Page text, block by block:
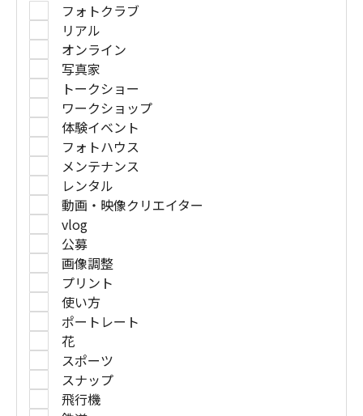
フォトクラブ
リアル
オンライン
写真家
トークショー
ワークショップ
体験イベント
フォトハウス
メンテナンス
レンタル
動画・映像クリエイター
vlog
公募
画像調整
プリント
使い方
ポートレート
花
スポーツ
スナップ
飛行機